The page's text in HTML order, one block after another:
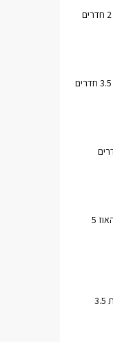
למכירה ברחוב נחל דן מיני פנטהאוז 5
למכירה ברחוב חטיבת גולני דירת 3.5